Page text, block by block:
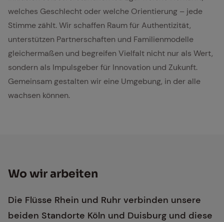
welches Geschlecht oder welche Orientierung – jede
Stimme zählt. Wir schaffen Raum für Authentizität,
unterstützen Partnerschaften und Familienmodelle
gleichermaßen und begreifen Vielfalt nicht nur als Wert,
sondern als Impulsgeber für Innovation und Zukunft.
Gemeinsam gestalten wir eine Umgebung, in der alle
wachsen können.
Wo wir ar­bei­ten
Die Flüsse Rhein und Ruhr verbinden unsere
beiden Standorte Köln und Duisburg und diese